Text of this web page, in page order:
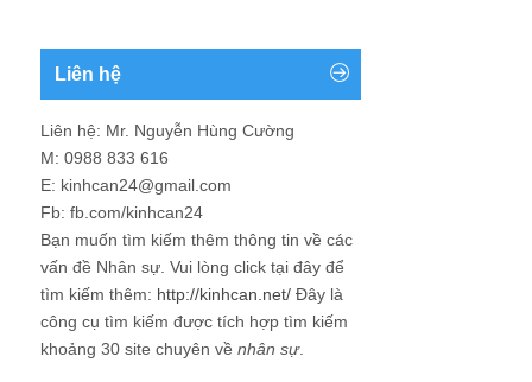
Liên hệ
Liên hệ: Mr. Nguyễn Hùng Cường
M: 0988 833 616
E: kinhcan24@gmail.com
Fb: fb.com/kinhcan24
Bạn muốn tìm kiếm thêm thông tin về các
vấn đề Nhân sự . Vui lòng click tại đây để
tìm kiếm thêm: http://kinhcan.net/ Đây là
công cụ tìm kiếm được tích hợp tìm kiếm
khoảng 30 site chuyên về nhân sự.